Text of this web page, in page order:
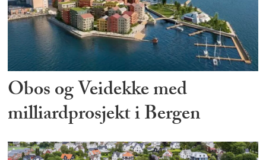
Obos og Veidekke med
milliardprosjekt i Bergen